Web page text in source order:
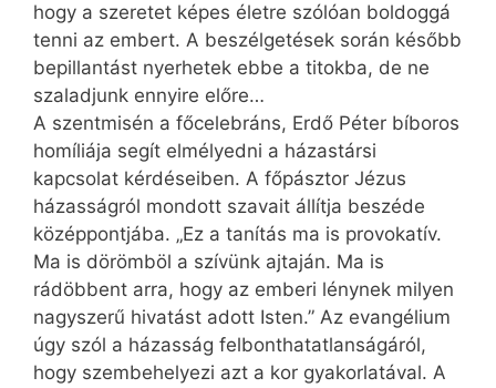
hogy a szeretet képes életre szólóan boldoggá
tenni az embert. A beszélgetések során később
bepillantást nyerhetek ebbe a titokba, de ne
szaladjunk ennyire előre…
A szentmisén a főcelebráns, Erdő Péter bíboros
homíliája segít elmélyedni a házastársi
kapcsolat kérdéseiben. A főpásztor Jézus
házasságról mondott szavait állítja beszéde
középpontjába. „Ez a tanítás ma is provokatív.
Ma is dörömböl a szívünk ajtaján. Ma is
rádöbbent arra, hogy az emberi lénynek milyen
nagyszerű hivatást adott Isten.” Az evangélium
úgy szól a házasság felbonthatatlanságáról,
hogy szembehelyezi azt a kor gyakorlatával. A